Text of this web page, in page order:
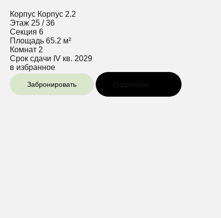
Корпус Корпус 2.2
Этаж 25 / 36
Секция 6
Площадь 65.2 м²
Комнат 2
Срок сдачи IV кв. 2029
в избранное
Забронировать Подробнее